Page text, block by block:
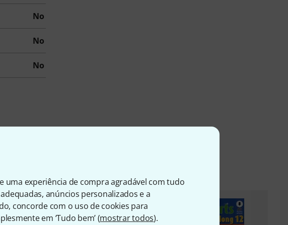
uma experiência de compra agradável com tudo
anúncios personalizados e a
concorde com o uso de cookies para
em ‘Tudo bem’ (mostrar todos).
No
No
No